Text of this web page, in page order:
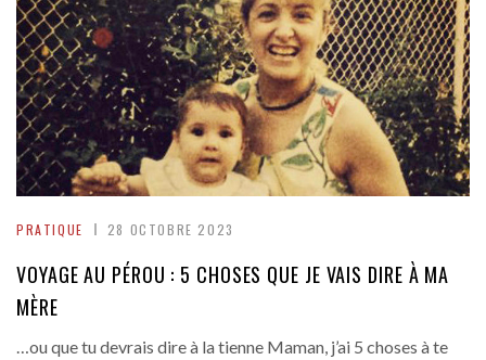
PRATIQUE 28 OCTOBRE 2023
VOYAGE AU PÉROU : 5 CHOSES QUE JE VAIS DIRE À MA
MÈRE
…ou que tu devrais dire à la tienne Maman, j’ai 5 choses à te